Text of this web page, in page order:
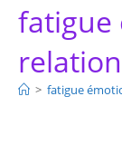
fatigue
> fatigue